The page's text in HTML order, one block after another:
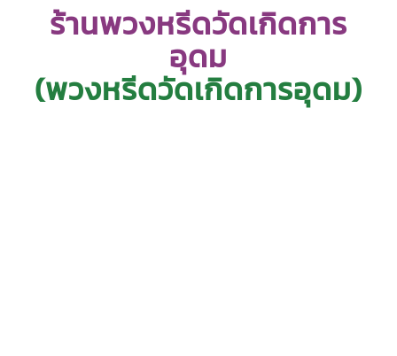
ร้านพวงหรีดวัดเกิดการ
อุดม
(พวงหรีดวัดเกิดการอุดม)